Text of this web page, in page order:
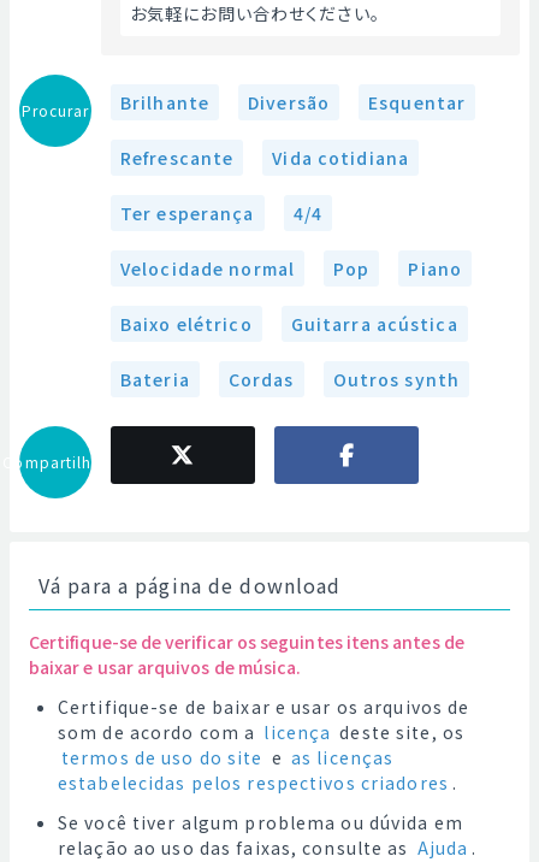
お気軽にお問い合わせください。
Procurar Brilhante Diversão Esquentar
Refrescante Vida cotidiana
Ter esperança 4/4
Velocidade normal Pop Piano
Baixo elétrico Guitarra acústica
Bateria Cordas Outros synth
Compartilhar
Vá para a página de download
Certifique-se de verificar os seguintes itens antes de
baixar e usar arquivos de música.
Certifique-se de baixar e usar os arquivos de
som de acordo com a licença deste site, os
termos de uso do site e as licenças
estabelecidas pelos respectivos criadores .
Se você tiver algum problema ou dúvida em
relação ao uso das faixas, consulte as Ajuda .